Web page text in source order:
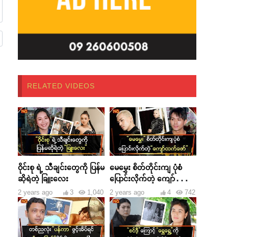
RELATED VIDEOS
ဝိုင်းစု ရဲ့ သီချင်းတွေကို ပြန်မ
ဆိုရဲတဲ့ ခြူးလေး
2 years ago 1,040
3
မေမွှေး စိတ်တိုင်းကျ ပုံစံ
ပြောင်းလိုက်တဲ့ ကျော်ထက်
ဇော်
2 years ago 742
4